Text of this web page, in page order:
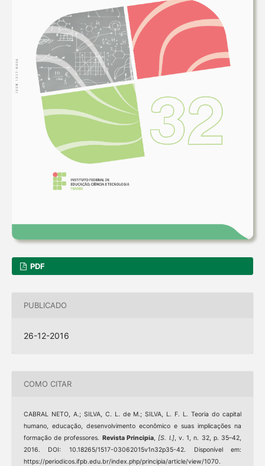
PDF
PUBLICADO
26-12-2016
COMO CITAR
CABRAL NETO, A.; SILVA, C. L. de M.; SILVA, L. F. L. Teoria do capital
humano, educação, desenvolvimento econômico e suas implicações na
formação de professores. Revista Principia,[S. l.], v. 1, n. 32, p. 35–42,
2016. DOI: 10.18265/1517-03062015v1n32p35-42. Disponível em:
https://periodicos.ifpb.edu.br/index.php/principia/article/view/1070.